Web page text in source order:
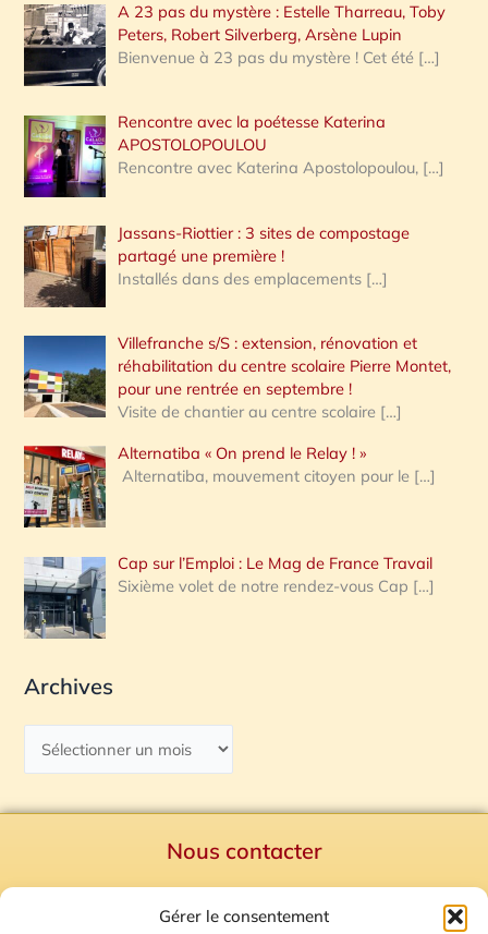
Gérer le consentement
A 23 pas du mystère : Estelle Tharreau, Toby
Peters, Robert Silverberg, Arsène Lupin
Bienvenue à 23 pas du mystère ! Cet été […]
Rencontre avec la poétesse Katerina
APOSTOLOPOULOU
Rencontre avec Katerina Apostolopoulou, […]
Jassans-Riottier : 3 sites de compostage
partagé une première !
Installés dans des emplacements […]
Villefranche s/S : extension, rénovation et
réhabilitation du centre scolaire Pierre Montet,
pour une rentrée en septembre !
Visite de chantier au centre scolaire […]
Alternatiba « On prend le Relay ! »
Alternatiba, mouvement citoyen pour le […]
Cap sur l’Emploi : Le Mag de France Travail
Sixième volet de notre rendez-vous Cap […]
Archives
Nous contacter